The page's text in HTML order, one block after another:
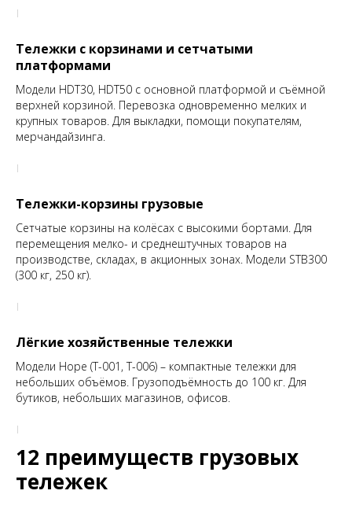
Тележки с корзинами и сетчатыми
платформами
Модели HDT30, HDT50 с основной платформой и съёмной
верхней корзиной. Перевозка одновременно мелких и
крупных товаров. Для выкладки, помощи покупателям,
мерчандайзинга.
Тележки-корзины грузовые
Сетчатые корзины на колёсах с высокими бортами. Для
перемещения мелко- и среднештучных товаров на
производстве, складах, в акционных зонах. Модели STB300
(300 кг, 250 кг).
Лёгкие хозяйственные тележки
Модели Hope (Т-001, Т-006) – компактные тележки для
небольших объёмов. Грузоподъёмность до 100 кг. Для
бутиков, небольших магазинов, офисов.
12 преимуществ грузовых
тележек